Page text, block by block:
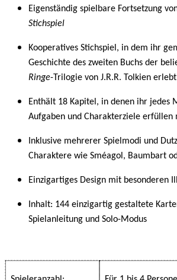
Eigenständig spielbare Fortsetzung
Stichspiel
Kooperatives Stichspiel, in dem ihr
Geschichte des zweiten Buchs der
Ringe-Trilogie von J.R.R. Tolkien erlebt
Enthält 18 Kapitel, in denen ihr jedes
Aufgaben und Charakterziele erfüllen
Inklusive mehrerer Spielmodi und
Charaktere wie Sméagol, Baumbart
Einzigartiges Design mit besonderen
Inhalt: 144 einzigartig gestaltete
Spielanleitung und Solo-Modus